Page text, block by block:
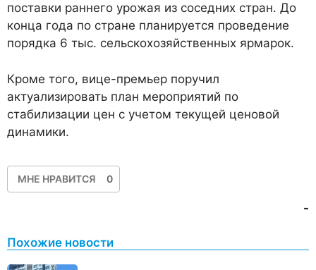
поставки раннего урожая из соседних стран. До
конца года по стране планируется проведение
порядка 6 тыс. сельскохозяйственных ярмарок.
Кроме того, вице-премьер поручил
актуализировать план мероприятий по
стабилизации цен с учетом текущей ценовой
динамики.
МНЕ НРАВИТСЯ 0
-
Похожие новости